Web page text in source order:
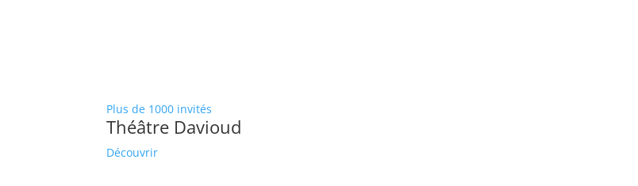
Plus de 1000 invités
Théâtre Davioud
Découvrir